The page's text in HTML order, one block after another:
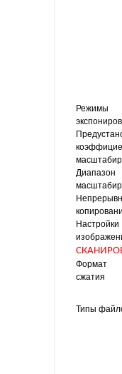
Режимы
Диапазон
Настройки
Формат
сжатия
Типы